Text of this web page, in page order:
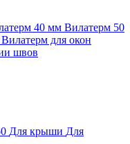
40 мм Вилатерм 50
Вилатерм для окон
швов
Для крыши Для